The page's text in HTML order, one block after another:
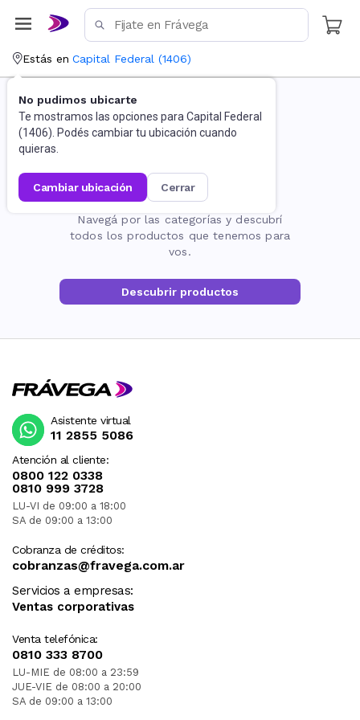
Estás en Capital Federal (1406)
No pudimos ubicarte
Te mostramos las opciones para Capital Federal
(1406). Podés cambiar tu ubicación cuando
quieras.
cambiar ubicación cerrar
La página no existe
Navegá por las categorías y descubrí
todos los productos que tenemos para
vos.
Descubrir productos
Atención al cliente:
0800 122 0338
0810 999 3728
LU-VI de 09:00 a 18:00
SA de 09:00 a 13:00
Cobranza de créditos:
cobranzas@fravega.com.ar
Servicios a empresas:
Ventas corporativas
Venta telefónica:
0810 333 8700
LU-MIE de 08:00 a 23:59
JUE-VIE de 08:00 a 20:00
SA de 09:00 a 13:00
Asistente virtual
11 2855 5086